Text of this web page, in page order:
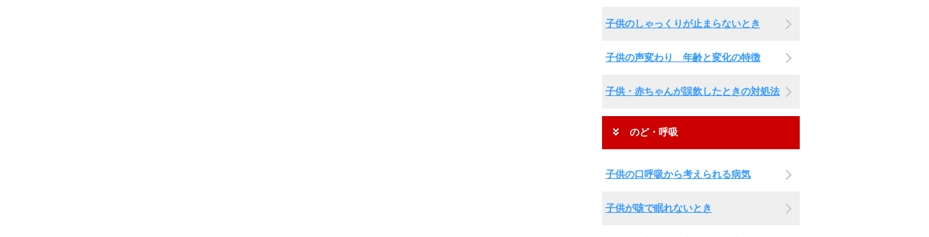
子供のしゃっくりが止まらないとき
子供の声変わり 年齢と変化の特徴
子供・赤ちゃんが誤飲したときの対処法
のど・呼吸
子供の口呼吸から考えられる病気
子供が咳で眠れないとき